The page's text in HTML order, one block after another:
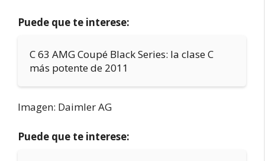
Puede que te interese:
C 63 AMG Coupé Black Series: la clase C
más potente de 2011
Imagen: Daimler AG
Puede que te interese: